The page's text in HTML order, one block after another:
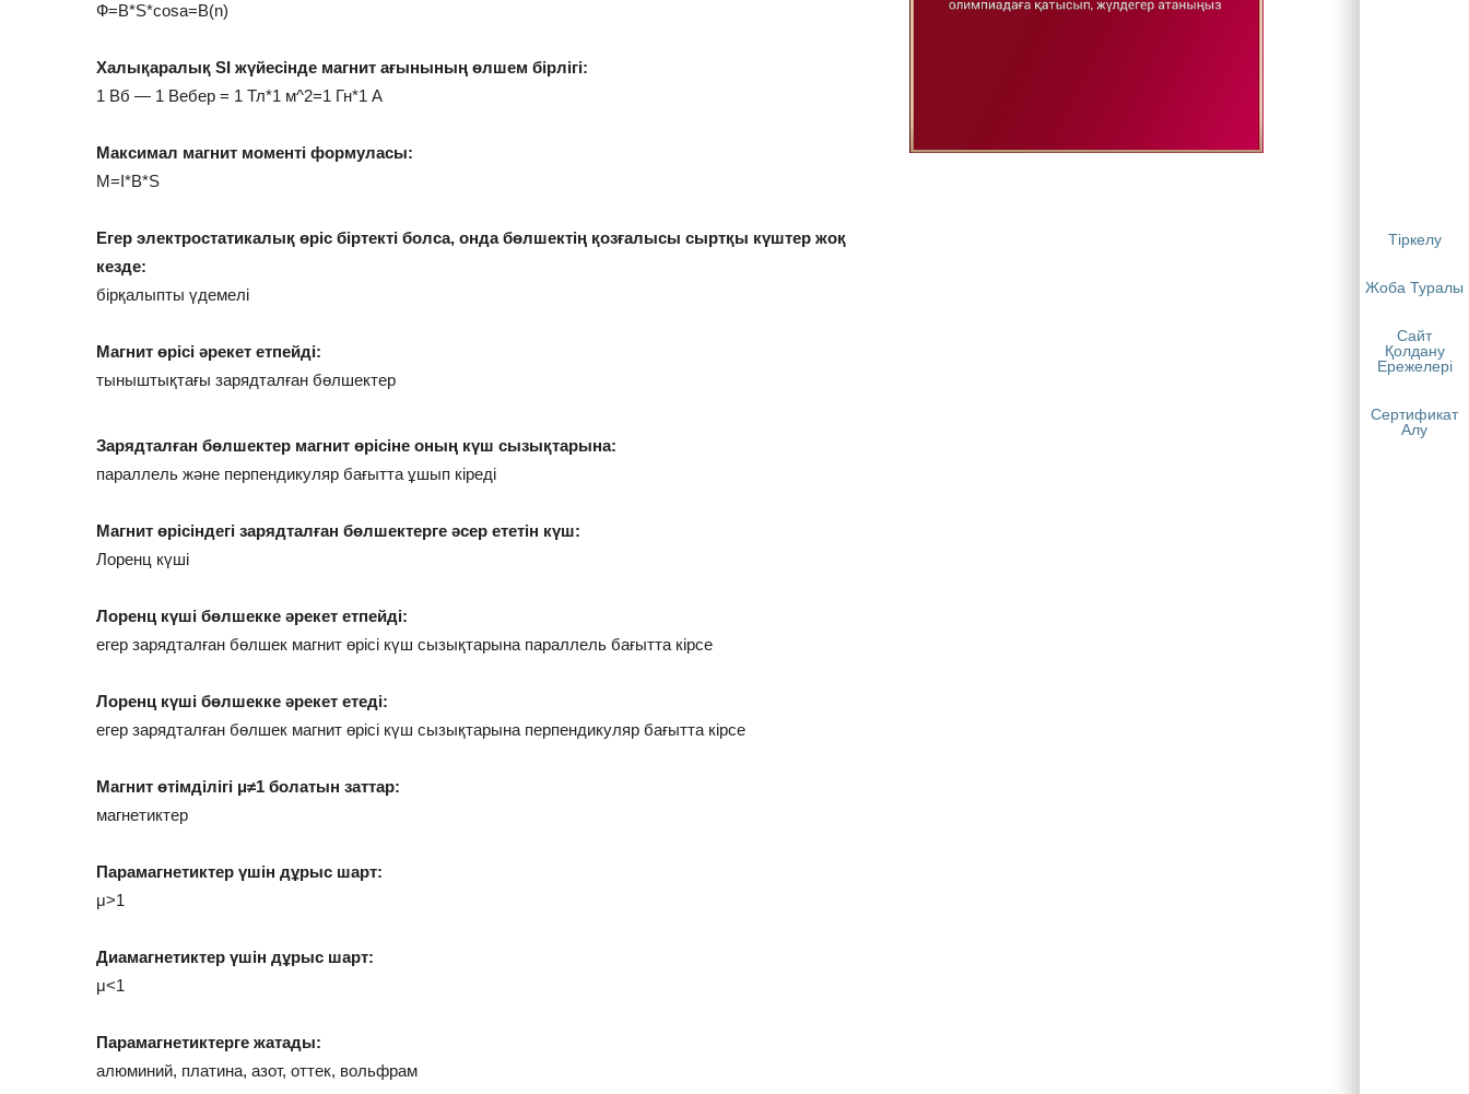
Тіркелу
Жоба Туралы
Сайт
Қолдану
Ережелері
Сертификат
Алу
Ф=В*S*cosa=B(n)
Халықаралық SI жүйесінде магнит ағынының өлшем бірлігі:
1 Вб — 1 Вебер = 1 Тл*1 м^2=1 Гн*1 А
Максимал магнит моменті формуласы:
M=I*B*S
Егер электростатикалық өріс біртекті болса, онда бөлшектің қозғалысы сыртқы күштер жоқ
кезде:
бірқалыпты үдемелі
Магнит өрісі әрекет етпейді:
тыныштықтағы зарядталған бөлшектер
Зарядталған бөлшектер магнит өрісіне оның күш сызықтарына:
параллель және перпендикуляр бағытта ұшып кіреді
Магнит өрісіндегі зарядталған бөлшектерге әсер ететін күш:
Лоренц күші
Лоренц күші бөлшекке әрекет етпейді:
егер зарядталған бөлшек магнит өрісі күш сызықтарына параллель бағытта кірсе
Лоренц күші бөлшекке әрекет етеді:
егер зарядталған бөлшек магнит өрісі күш сызықтарына перпендикуляр бағытта кірсе
Магнит өтімділігі μ≠1 болатын заттар:
магнетиктер
Парамагнетиктер үшін дұрыс шарт:
μ>1
Диамагнетиктер үшін дұрыс шарт:
μ<1
Парамагнетиктерге жатады:
алюминий, платина, азот, оттек, вольфрам